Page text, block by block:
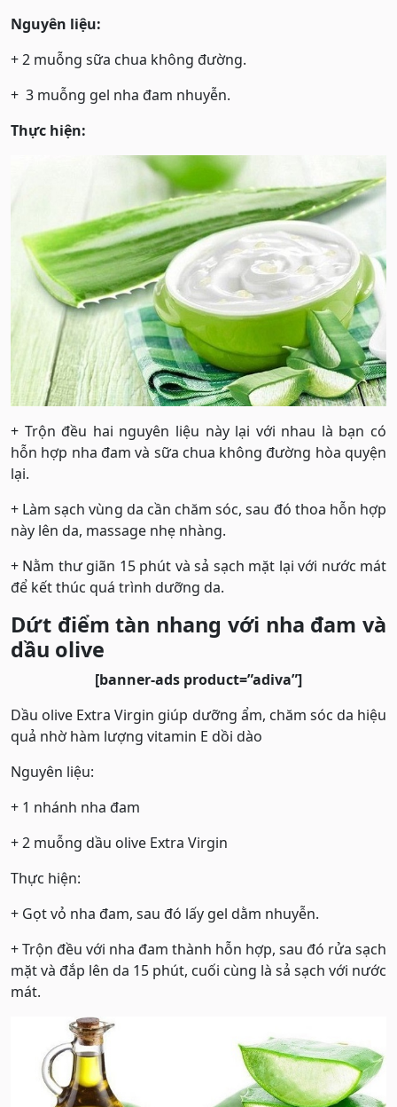
Nguyên liệu:
+ 2 muỗng sữa chua không đường.
+ 3 muỗng gel nha đam nhuyễn.
Thực hiện:
+ Trộn đều hai nguyên liệu này lại với nhau là bạn có
hỗn hợp nha đam và sữa chua không đường hòa quyện
lại.
+ Làm sạch vùng da cần chăm sóc, sau đó thoa hỗn hợp
này lên da, massage nhẹ nhàng.
+ Nằm thư giãn 15 phút và sả sạch mặt lại với nước mát
để kết thúc quá trình dưỡng da.
Dứt điểm tàn nhang với nha đam và
dầu olive
[banner-ads product=”adiva”]
Dầu olive Extra Virgin giúp dưỡng ẩm, chăm sóc da hiệu
quả nhờ hàm lượng vitamin E dồi dào
Nguyên liệu:
+ 1 nhánh nha đam
+ 2 muỗng dầu olive Extra Virgin
Thực hiện:
+ Gọt vỏ nha đam, sau đó lấy gel dằm nhuyễn.
+ Trộn đều với nha đam thành hỗn hợp, sau đó rửa sạch
mặt và đắp lên da 15 phút, cuối cùng là sả sạch với nước
mát.